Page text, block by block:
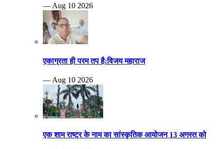
— Aug 10 2026
एकाग्रता ही परम तप है:विजय महाराज
— Aug 10 2026
एक शाम राष्ट्र के नाम का सांस्कृतिक आयोजन 13 अगस्त को